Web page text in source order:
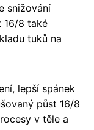
snižování
16/8 také
tuků na
lepší spánek
půst 16/8
v těle a